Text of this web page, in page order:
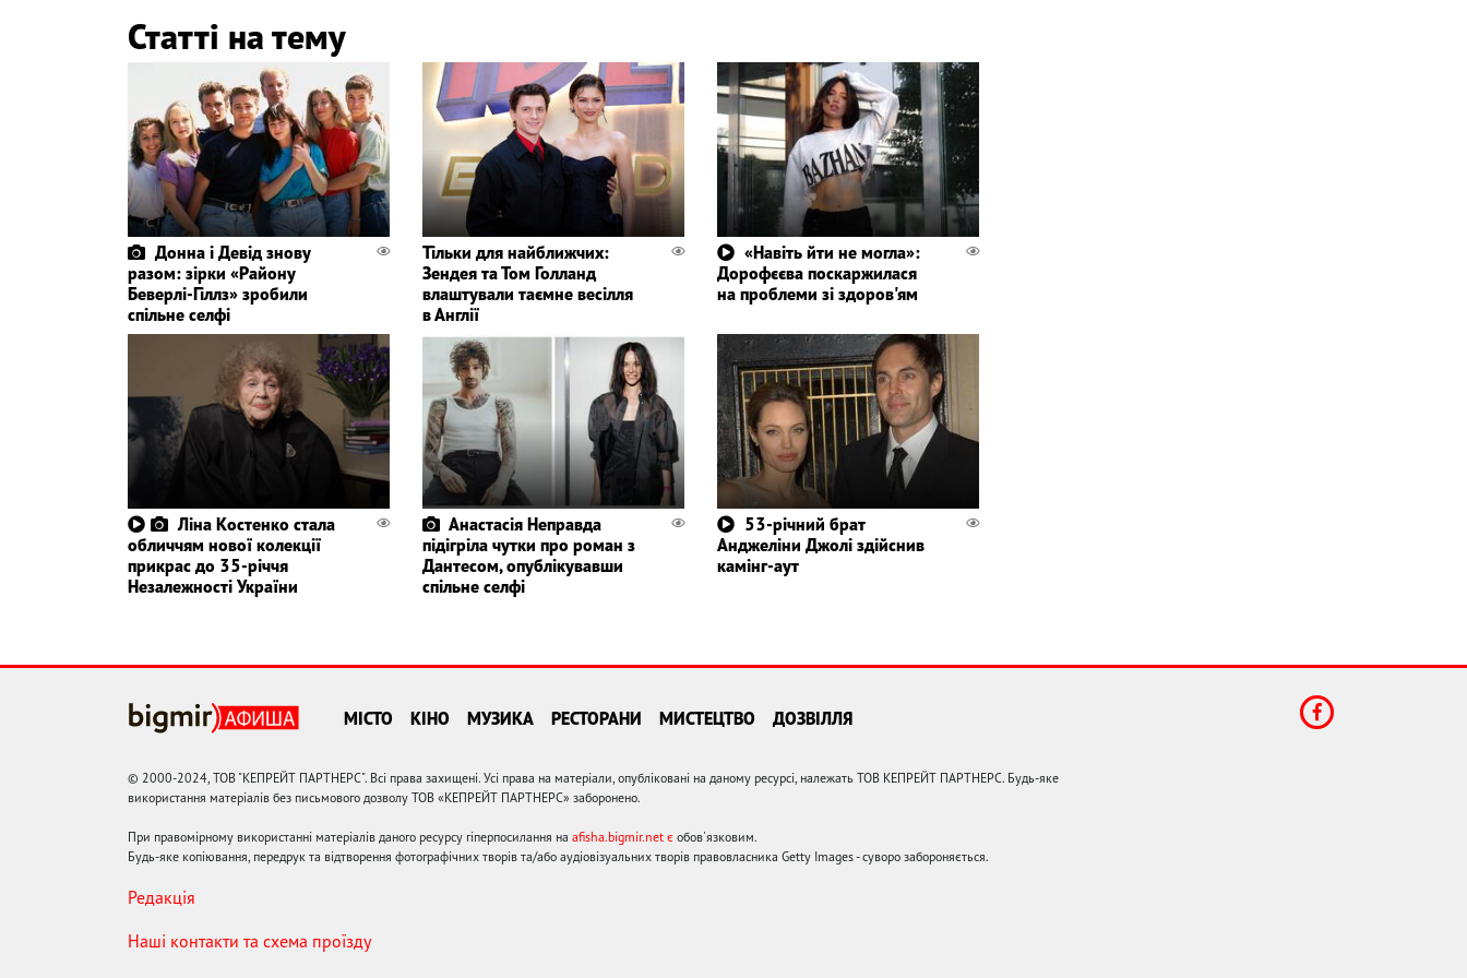
Статті на тему
Донна і Девід знову
разом: зірки «Району
Беверлі-Гіллз» зробили
спільне селфі
Тільки для найближчих:
Зендея та Том Голланд
влаштували таємне весілля
в Англії
«Навіть йти не могла»:
Дорофєєва поскаржилася
на проблеми зі здоров'ям
Ліна Костенко стала
обличчям нової колекції
прикрас до 35-річчя
Незалежності України
Анастасія Неправда
підігріла чутки про роман з
Дантесом, опублікувавши
спільне селфі
53-річний брат
Анджеліни Джолі здійснив
камінг-аут
МІСТО КІНО МУЗИКА РЕСТОРАНИ МИСТЕЦТВО ДОЗВІЛЛЯ
© 2000-2024, ТОВ "КЕПРЕЙТ ПАРТНЕРС". Всі права захищені. Усі права на матеріали, опубліковані на даному ресурсі, належать ТОВ КЕПРЕЙТ ПАРТНЕРС. Будь-яке
використання матеріалів без письмового дозволу ТОВ «КЕПРЕЙТ ПАРТНЕРС» заборонено.
При правомірному використанні матеріалів даного ресурсу гіперпосилання на afisha.bigmir.net є обов'язковим.
Будь-яке копіювання, передрук та відтворення фотографічних творів та/або аудіовізуальних творів правовласника Getty Images - суворо забороняється.
Редакція
Наші контакти та схема проїзду